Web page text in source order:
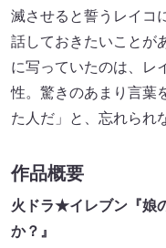
滅させると誓うレイコ
話しておきたいことが
に写っていたのは、レ
性。驚きのあまり言葉
た人だ」と、忘れられ
作品概要
火ドラ★イレブン『娘
か？』